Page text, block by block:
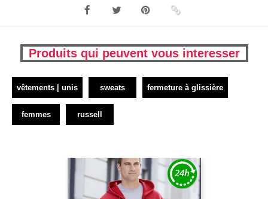
Produits qui peuvent vous interesser
vêtements | unis sweats fermeture à glissière
femmes russell